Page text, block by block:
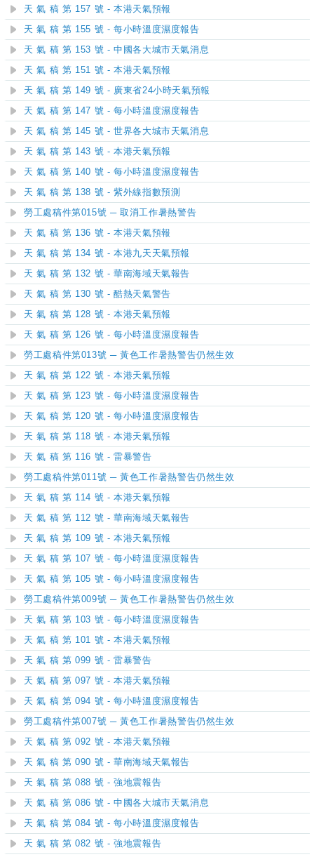
天 氣 稿 第 157 號 - 本港天氣預報
天 氣 稿 第 155 號 - 每小時溫度濕度報告
天 氣 稿 第 153 號 - 中國各大城市天氣消息
天 氣 稿 第 151 號 - 本港天氣預報
天 氣 稿 第 149 號 - 廣東省24小時天氣預報
天 氣 稿 第 147 號 - 每小時溫度濕度報告
天 氣 稿 第 145 號 - 世界各大城市天氣消息
天 氣 稿 第 143 號 - 本港天氣預報
天 氣 稿 第 140 號 - 每小時溫度濕度報告
天 氣 稿 第 138 號 - 紫外線指數預測
勞工處稿件第015號 ─ 取消工作暑熱警告
天 氣 稿 第 136 號 - 本港天氣預報
天 氣 稿 第 134 號 - 本港九天天氣預報
天 氣 稿 第 132 號 - 華南海域天氣報告
天 氣 稿 第 130 號 - 酷熱天氣警告
天 氣 稿 第 128 號 - 本港天氣預報
天 氣 稿 第 126 號 - 每小時溫度濕度報告
勞工處稿件第013號 ─ 黃色工作暑熱警告仍然生效
天 氣 稿 第 122 號 - 本港天氣預報
天 氣 稿 第 123 號 - 每小時溫度濕度報告
天 氣 稿 第 120 號 - 每小時溫度濕度報告
天 氣 稿 第 118 號 - 本港天氣預報
天 氣 稿 第 116 號 - 雷暴警告
勞工處稿件第011號 ─ 黃色工作暑熱警告仍然生效
天 氣 稿 第 114 號 - 本港天氣預報
天 氣 稿 第 112 號 - 華南海域天氣報告
天 氣 稿 第 109 號 - 本港天氣預報
天 氣 稿 第 107 號 - 每小時溫度濕度報告
天 氣 稿 第 105 號 - 每小時溫度濕度報告
勞工處稿件第009號 ─ 黃色工作暑熱警告仍然生效
天 氣 稿 第 103 號 - 每小時溫度濕度報告
天 氣 稿 第 101 號 - 本港天氣預報
天 氣 稿 第 099 號 - 雷暴警告
天 氣 稿 第 097 號 - 本港天氣預報
天 氣 稿 第 094 號 - 每小時溫度濕度報告
勞工處稿件第007號 ─ 黃色工作暑熱警告仍然生效
天 氣 稿 第 092 號 - 本港天氣預報
天 氣 稿 第 090 號 - 華南海域天氣報告
天 氣 稿 第 088 號 - 強地震報告
天 氣 稿 第 086 號 - 中國各大城市天氣消息
天 氣 稿 第 084 號 - 每小時溫度濕度報告
天 氣 稿 第 082 號 - 強地震報告